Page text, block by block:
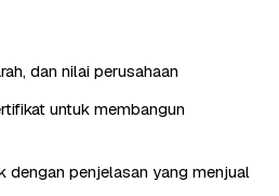
dan nilai perusahaan
untuk membangun
dengan penjelasan yang menjual